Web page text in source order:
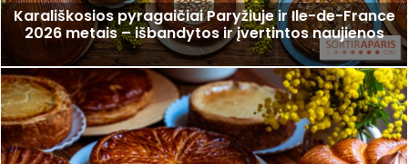
Karališkosios pyragaičiai Paryžiuje ir Ile-de-France
2026 metais – išbandytos ir įvertintos naujienos